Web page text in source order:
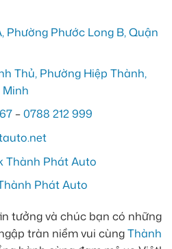
Phường Phước Long B, Quận
Thủ, Phường Hiệp Thành,
Minh
–0788 212 999
Thành Phát Auto
Phát Auto
tưởng và chúc bạn có những
tràn niềm vui cùngThành